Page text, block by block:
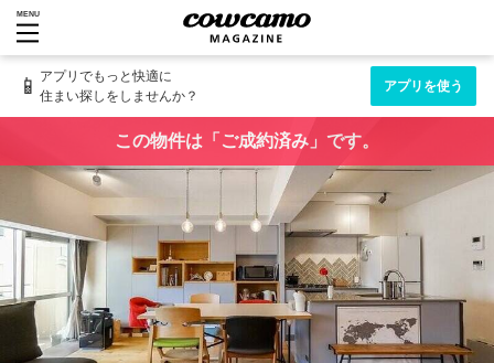
MENU
📱 アプリでもっと快適に
住まい探しをしませんか？
アプリを使う
この物件は「ご成約済み」です。